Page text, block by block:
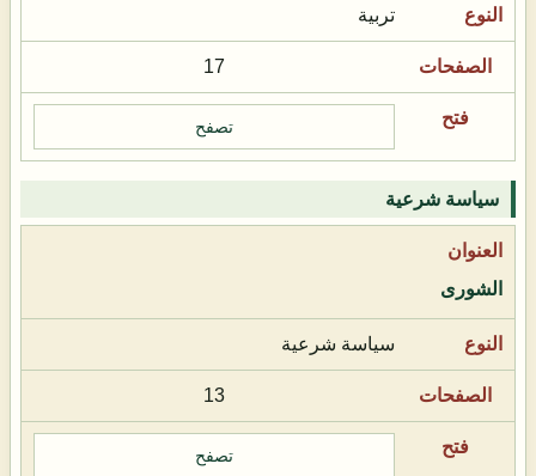
تربية
17
تصفح
سياسة شرعية
الشورى
سياسة شرعية
13
تصفح